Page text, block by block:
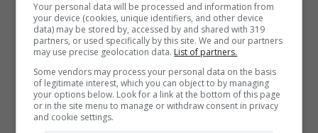
semi di lino crea invece una patina protettiva
che mantiene le maniglie lucide e le protegge
dall’ossidazione.
Se l’oggetto in ottone che dovete pulire è
molto ossidato e usurato bisognerà fare
Your personal data will be processed and information from
your device (cookies, unique identifiers, and other device
data) may be stored by, accessed by and shared with 319
partners, or used specifically by this site. We and our partners
may use precise geolocation data. List of partners.
Some vendors may process your personal data on the basis
of legitimate interest, which you can object to by managing
your options below. Look for a link at the bottom of this page
or in the site menu to manage or withdraw consent in privacy
and cookie settings.